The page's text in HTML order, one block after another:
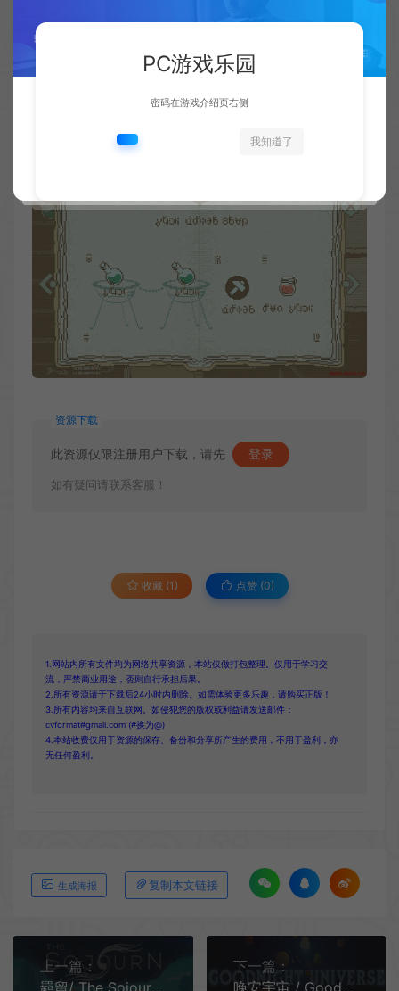
资源下载
此资源仅限注册用户下载，请先 登录
如有疑问请联系客服！
收藏 (1) 点赞 (0)
1.网站内所有文件均为网络共享资源，本站仅做打包整理。仅用于学习交
流，严禁商业用途，否则自行承担后果。
2.所有资源请于下载后24小时内删除。如需体验更多乐趣，请购买正版！
3.所有内容均来自互联网。如侵犯您的版权或利益请发送邮件：
cvformat#gmail.com (#换为@)
4.本站收费仅用于资源的保存、备份和分享所产生的费用，不用于盈利，亦
无任何盈利。
生成海报 复制本文链接
上一篇：
下一篇：
PC游戏乐园
密码在游戏介绍页右侧
我知道了